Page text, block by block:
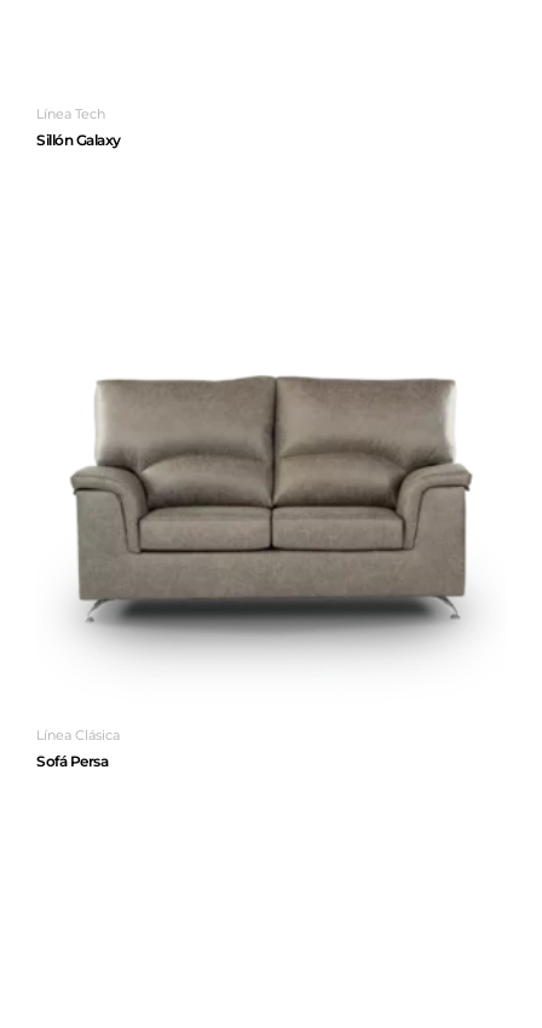
Línea Tech
Sillón Galaxy
Línea Clásica
Sofá Persa